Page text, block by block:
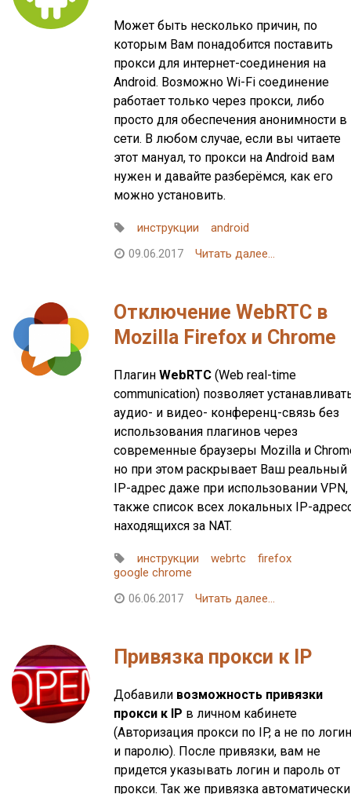
Может быть несколько причин, по
которым Вам понадобится поставить
прокси для интернет-соединения на
Android. Возможно Wi-Fi соединение
работает только через прокси, либо
просто для обеспечения анонимности в
сети. В любом случае, если вы читаете
этот мануал, то прокси на Android вам
нужен и давайте разберёмся, как его
можно установить.
инструкции
android
09.06.2017
Читать далее...
Отключение WebRTC в
Mozilla Firefox и Chrome
Плагин WebRTC (Web real-time
communication) позволяет
аудио- и видео- конференц-связь без
использования плагинов через
современные браузеры Mozilla и
но при этом раскрывает Ваш реальный
IP-адрес даже при использовании VPN,
также список всех локальных IP-
находящихся за NAT.
инструкции webrtc
firefox
google chrome
06.06.2017
Читать далее...
Привязка прокси к IP
Добавили возможность привязки
прокси к IP в личном кабинете
(Авторизация прокси по IP, а не по
и паролю). После привязки, вам не
придется указывать логин и пароль от
прокси. Так же привязка автоматически